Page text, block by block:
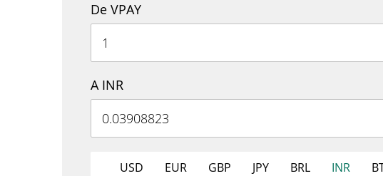
De VPAY
A INR
USD EUR GBP JPY BRL INR